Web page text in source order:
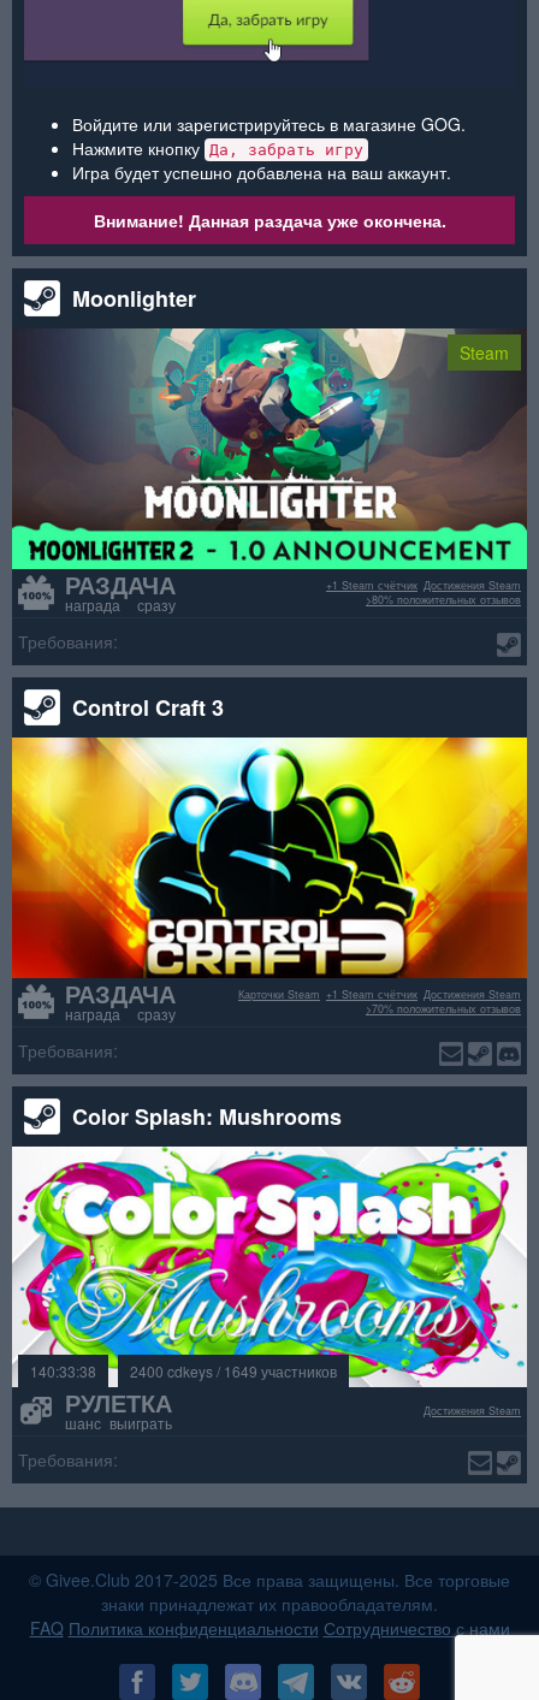
Войдите или зарегистрируйтесь в магазине GOG.
Нажмите кнопку Да, забрать игру
Игра будет успешно добавлена на ваш аккаунт.
Внимание! Данная раздача уже окончена.
Moonlighter
Steam
РАЗДАЧА
награда сразу
Достижения Steam
+1 Steam счётчик
>80% положительных отзывов
Требования:
Control Craft 3
РАЗДАЧА
награда сразу
Достижения Steam
+1 Steam счётчик
Карточки Steam
>70% положительных отзывов
Требования:
Color Splash: Mushrooms
140:33:38 2400 cdkeys / 1649 участников
РУЛЕТКА
шанс выиграть
Достижения Steam
Требования:
© Givee.Club 2017-2025 Все права защищены. Все торговые
знаки принадлежат их правообладателям.
FAQ Политика конфиденциальности Сотрудничество с нами